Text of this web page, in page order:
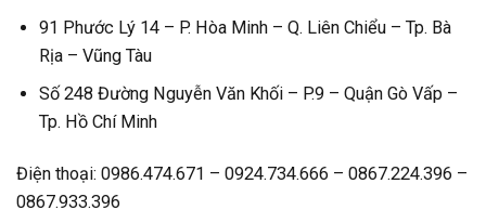
91 Phước Lý 14 – P. Hòa Minh – Q. Liên Chiểu – Tp. Bà
Rịa – Vũng Tàu
Số 248 Đường Nguyễn Văn Khối – P.9 – Quận Gò Vấp –
Tp. Hồ Chí Minh
Điện thoại: 0986.474.671 – 0924.734.666 – 0867.224.396 –
0867.933.396